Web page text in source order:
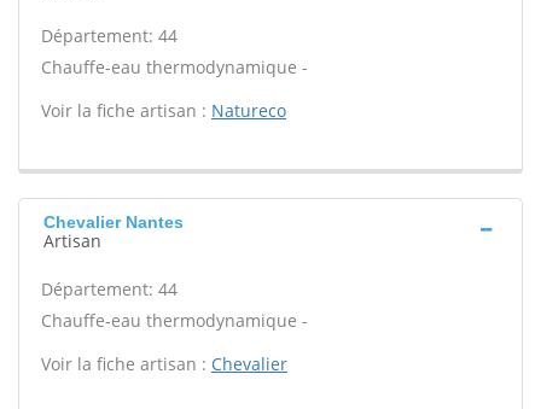
Département: 44
Chauffe-eau thermodynamique -
Voir la fiche artisan : Natureco
Chevalier Nantes
Artisan
Département: 44
Chauffe-eau thermodynamique -
Voir la fiche artisan : Chevalier